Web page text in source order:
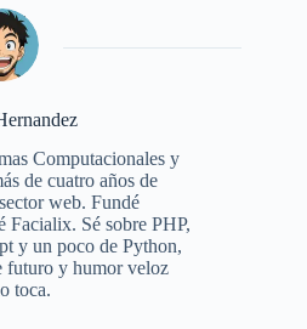
Computacionales y
de cuatro años de
web. Fundé
Facialix. Sé sobre PHP,
y un poco de Python,
futuro y humor veloz
toca.